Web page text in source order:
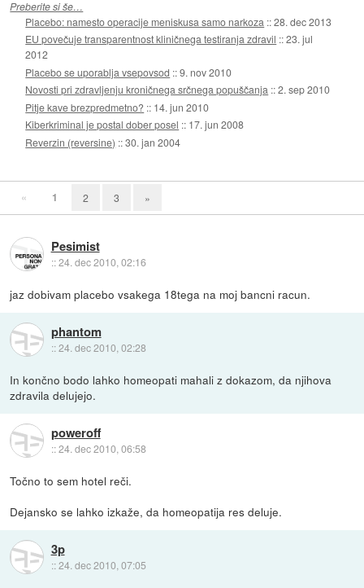
Preberite si še…
Placebo: namesto operacije meniskusa samo narkoza ::28. dec 2013
EU povečuje transparentnost kliničnega testiranja zdravil ::23. jul
2012
Placebo se uporablja vsepovsod ::9. nov 2010
Novosti pri zdravljenju kroničnega srčnega popuščanja ::2. sep 2010
Pitje kave brezpredmetno? :: 14. jun 2010
Kiberkriminal je postal dober posel :: 17. jun 2008
Reverzin (reversine) ::30. jan 2004
« 1 2 3 »
Pesimist
::24. dec 2010, 02:16
jaz dobivam placebo vsakega 18tega na moj bancni racun.
phantom
::24. dec 2010, 02:28
In končno bodo lahko homeopati mahali z dokazom, da njihova
zdravila delujejo.
poweroff
::24. dec 2010, 06:58
Točno to sem hotel reči.
Dejansko se lahko izkaže, da homeopatija res deluje.
3p
::24. dec 2010, 07:05